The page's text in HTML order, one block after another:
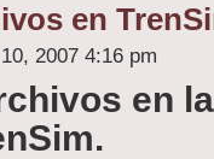
en
2007 4:16 pm
en